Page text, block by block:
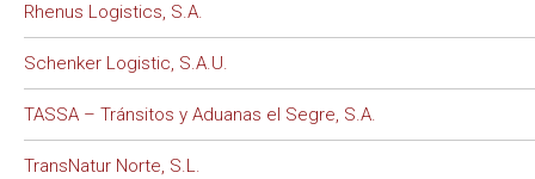
Rhenus Logistics, S.A.
Schenker Logistic, S.A.U.
TASSA – Tránsitos y Aduanas el Segre, S.A.
TransNatur Norte, S.L.